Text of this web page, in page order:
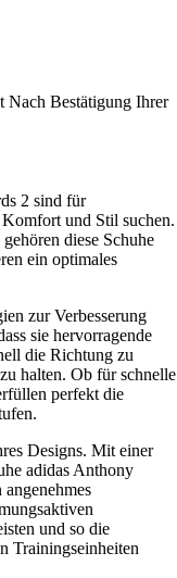
Nach Bestätigung Ihrer
2 sind für
und Stil suchen.
diese Schuhe
ein optimales
zur Verbesserung
sie hervorragende
die Richtung zu
halten. Ob für schnelle
perfekt die
Designs. Mit einer
adidas Anthony
und so die
Trainingseinheiten